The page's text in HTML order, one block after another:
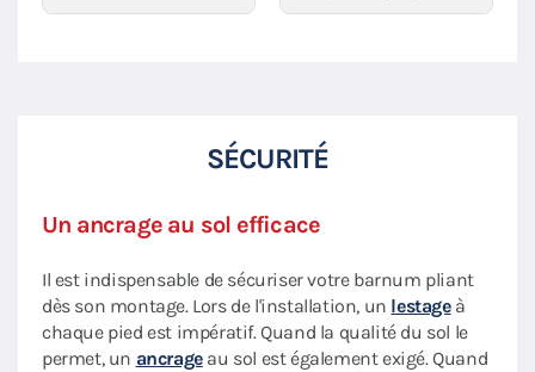
SÉCURITÉ
Un ancrage au sol efficace
Il est indispensable de sécuriser votre barnum pliant
dès son montage. Lors de l'installation, un lestageà
chaque pied est impératif. Quand la qualité du sol le
permet, un ancrageau sol est également exigé. Quand